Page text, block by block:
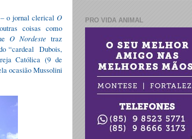
o jornal clerical O
coisas como
O Nordeste traz
“cardeal Dubois,
Católica (9 de
ocasião Mussolini
PRO VIDA ANIMAL